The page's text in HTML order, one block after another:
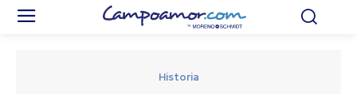
Historia